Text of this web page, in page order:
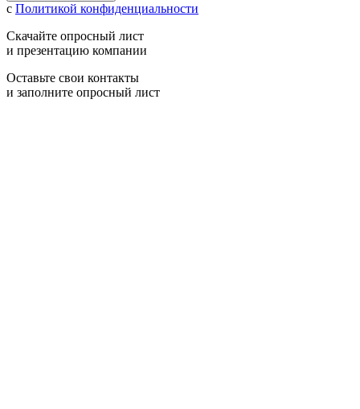
с Политикой конфиденциальности
Скачайте опросный лист
и презентацию компании
Оставьте свои контакты
и заполните опросный лист